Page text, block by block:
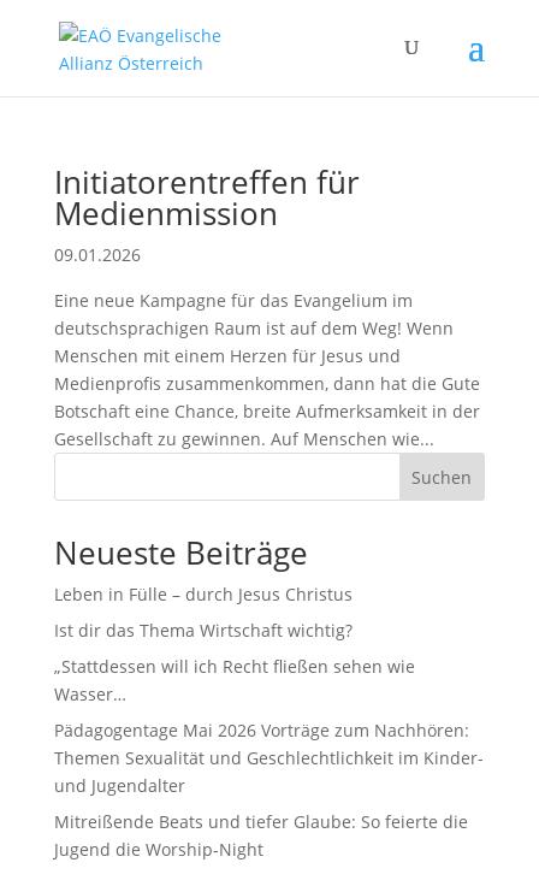
Initiatorentreffen für
Medienmission
09.01.2026
Eine neue Kampagne für das Evangelium im
deutschsprachigen Raum ist auf dem Weg! Wenn
Menschen mit einem Herzen für Jesus und
Medienprofis zusammenkommen, dann hat die Gute
Botschaft eine Chance, breite Aufmerksamkeit in der
Gesellschaft zu gewinnen. Auf Menschen wie...
Suchen
Neueste Beiträge
Leben in Fülle – durch Jesus Christus
Ist dir das Thema Wirtschaft wichtig?
„Stattdessen will ich Recht fließen sehen wie
Wasser…
Pädagogentage Mai 2026 Vorträge zum Nachhören:
Themen Sexualität und Geschlechtlichkeit im Kinder-
und Jugendalter
Mitreißende Beats und tiefer Glaube: So feierte die
Jugend die Worship-Night